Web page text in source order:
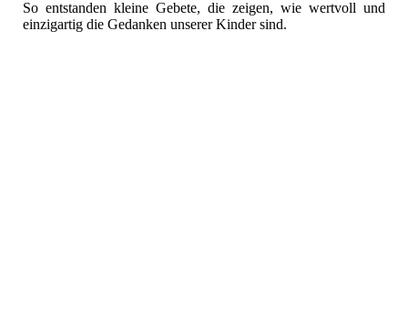
So entstanden kleine Gebete, die zeigen, wie wertvoll und
einzigartig die Gedanken unserer Kinder sind.